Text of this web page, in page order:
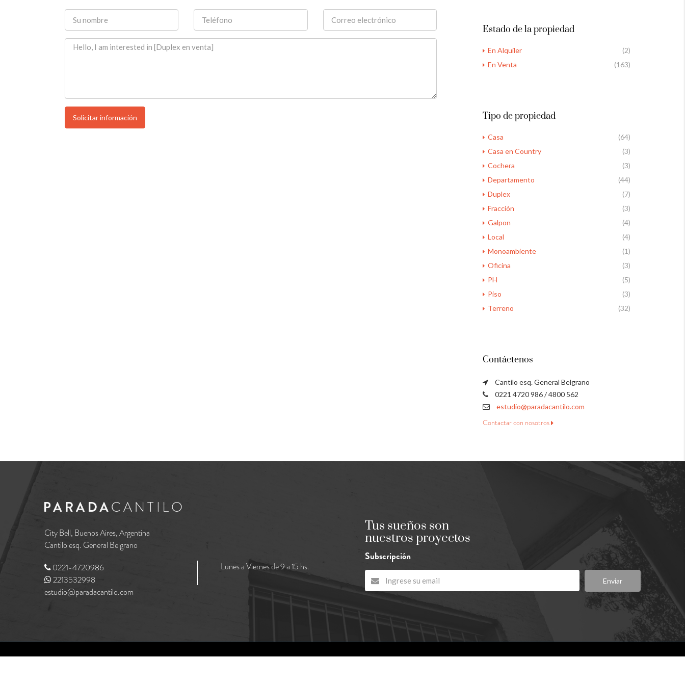
Solicitar información
Estado de la propiedad
En Alquiler
(2)
En Venta
(163)
Tipo de propiedad
Casa
(64)
Casa en Country
(3)
Cochera
(3)
Departamento
(44)
Duplex
(7)
Fracción
(3)
Galpon
(4)
Local
(4)
Monoambiente
(1)
Oficina
(3)
PH
(5)
Piso
(3)
Terreno
(32)
Contáctenos
Cantilo esq. General Belgrano
0221 4720 986 / 4800 562
estudio@paradacantilo.com
Contactar con nosotros
City Bell, Buenos Aires, Argentina
Cantilo esq. General Belgrano
0221-4720986
2213532998
estudio@paradacantilo.com
Lunes a Viernes de 9 a 15 hs.
Tus sueños son
nuestros proyectos
Subscripción
Enviar